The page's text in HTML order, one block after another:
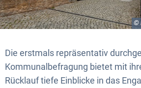
©
Die erstmals repräsentativ
Kommunalbefragung bietet mit
Rücklauf tiefe Einblicke in das